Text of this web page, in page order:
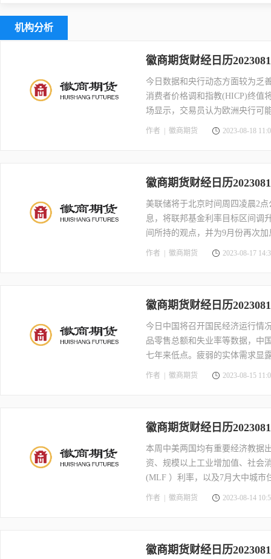
机构分析
徽商期货财经日历
今日数据和央行动态方面较为乏
消费者价格调和指教(HICP)终值
场显示，交易员认为欧洲央行可
作者 | 徽商期货 2023-08-18
徽商期货财经日历
美联储将于北京时间周四凌晨2
息，将联邦基金利率目标区间调
间所持的观点，并为9月份再次
束之前进一步加息，再加上美国
作者 | 徽商期货 2023-08-17
徽商期货财经日历
今日中国将召开国民经济运行情
品零售总额和失业率等数据，中
七年来低点。疲弱的实体需求显
作者 | 徽商期货 2023-08-15
徽商期货财经日历
本周中美两国均有重要经济教据
资、规模以上工业增加值、社会
(MLF ）利率，以及7月大中城市
作者 | 徽商期货 2023-08-14
徽商期货财经日历